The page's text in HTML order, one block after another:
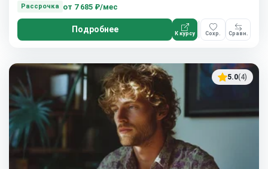
Рассрочка
от 7 685 ₽/мес
Подробнее К курсу Сохр. Сравн.
5.0(4)